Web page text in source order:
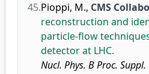
45.Pioppi, M., CMS
reconstruction and
particle-flow
detector at LHC.
Nucl. Phys. B Proc. Suppl.